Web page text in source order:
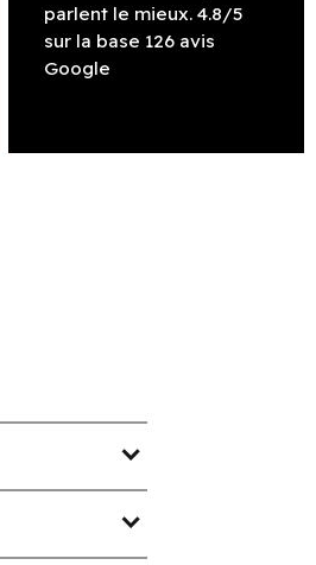
parlent le mieux. 4.8/5
sur la base 126 avis
Google
expand_more
expand_more